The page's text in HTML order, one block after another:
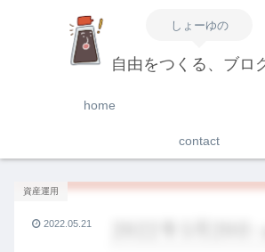
しょーゆの
自由をつくる、ブロ
home
contact
資産運用
2022.05.21